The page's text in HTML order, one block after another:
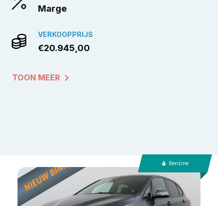
Marge
VERKOOPPRIJS
€20.945,00
TOON MEER
Benzine